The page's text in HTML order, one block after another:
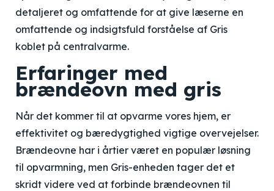
detaljeret og omfattende for at give læserne en
omfattende og indsigtsfuld forståelse af Gris
koblet på centralvarme.
Erfaringer med
brændeovn med gris
Når det kommer til at opvarme vores hjem, er
effektivitet og bæredygtighed vigtige overvejelser.
Brændeovne har i årtier været en populær løsning
til opvarmning, men Gris-enheden tager det et
skridt videre ved at forbinde brændeovnen til